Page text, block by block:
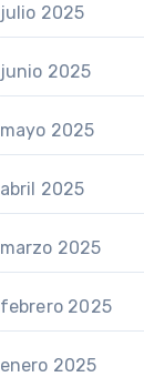
julio 2025
junio 2025
mayo 2025
abril 2025
marzo 2025
febrero 2025
enero 2025